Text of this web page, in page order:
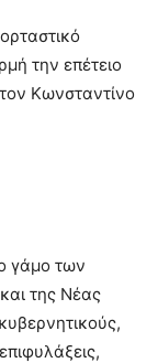
την επέτειο
Κωνσταντίνο
γάμο των
της Νέας